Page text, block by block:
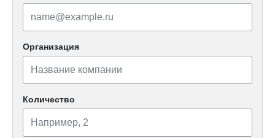
Организация
Количество